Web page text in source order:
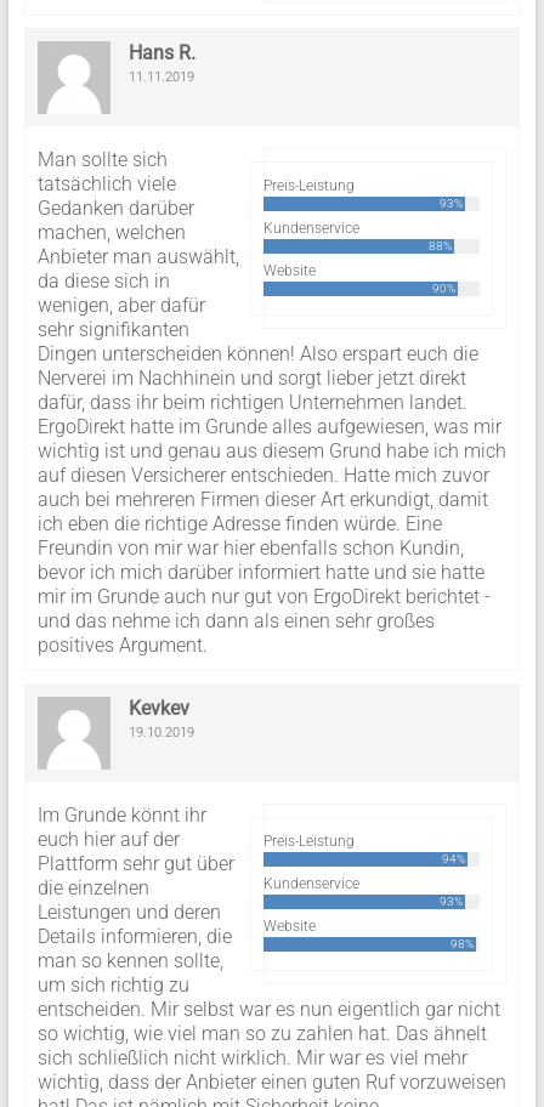
Hans R.
11.11.2019
Preis-Leistung
93%
Kundenservice
88%
Website
90%
Man sollte sich
tatsächlich viele
Gedanken darüber
machen, welchen
Anbieter man auswählt,
da diese sich in
wenigen, aber dafür
sehr signifikanten
Dingen unterscheiden können! Also erspart euch die
Nerverei im Nachhinein und sorgt lieber jetzt direkt
dafür, dass ihr beim richtigen Unternehmen landet.
ErgoDirekt hatte im Grunde alles aufgewiesen, was mir
wichtig ist und genau aus diesem Grund habe ich mich
auf diesen Versicherer entschieden. Hatte mich zuvor
auch bei mehreren Firmen dieser Art erkundigt, damit
ich eben die richtige Adresse finden würde. Eine
Freundin von mir war hier ebenfalls schon Kundin,
bevor ich mich darüber informiert hatte und sie hatte
mir im Grunde auch nur gut von ErgoDirekt berichtet -
und das nehme ich dann als einen sehr großes
positives Argument.
Kevkev
19.10.2019
Preis-Leistung
94%
Kundenservice
93%
Website
98%
Im Grunde könnt ihr
euch hier auf der
Plattform sehr gut über
die einzelnen
Leistungen und deren
Details informieren, die
man so kennen sollte,
um sich richtig zu
entscheiden. Mir selbst war es nun eigentlich gar nicht
so wichtig, wie viel man so zu zahlen hat. Das ähnelt
sich schließlich nicht wirklich. Mir war es viel mehr
wichtig, dass der Anbieter einen guten Ruf vorzuweisen